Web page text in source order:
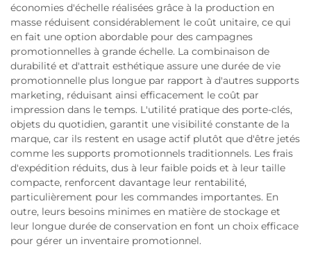
économies d'échelle réalisées grâce à la production en
masse réduisent considérablement le coût unitaire, ce qui
en fait une option abordable pour des campagnes
promotionnelles à grande échelle. La combinaison de
durabilité et d'attrait esthétique assure une durée de vie
promotionnelle plus longue par rapport à d'autres supports
marketing, réduisant ainsi efficacement le coût par
impression dans le temps. L'utilité pratique des porte-clés,
objets du quotidien, garantit une visibilité constante de la
marque, car ils restent en usage actif plutôt que d'être jetés
comme les supports promotionnels traditionnels. Les frais
d'expédition réduits, dus à leur faible poids et à leur taille
compacte, renforcent davantage leur rentabilité,
particulièrement pour les commandes importantes. En
outre, leurs besoins minimes en matière de stockage et
leur longue durée de conservation en font un choix efficace
pour gérer un inventaire promotionnel.